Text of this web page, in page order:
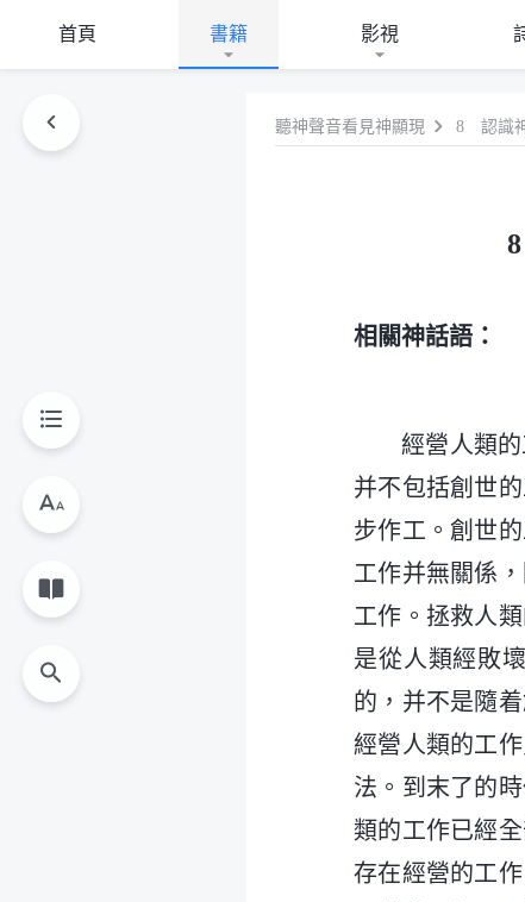
首頁 書籍 影視
聽神聲音看見神顯現 8 認識
相關神話語：
經營人類
并不包括創世
步作工。創世
工作并無關係
工作。拯救人
是從人類經敗
的，并不是隨
經營人類的工
法。到末了的
類的工作已經
存在經營的工